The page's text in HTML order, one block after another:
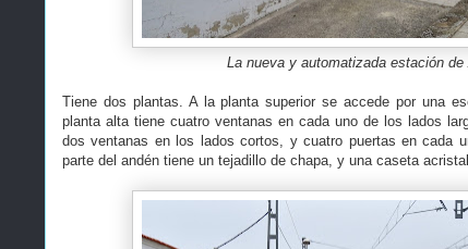
La nueva y automatizada estación de
Tiene dos plantas. A la planta superior se accede por una
planta alta tiene cuatro ventanas en cada uno de los lados
dos ventanas en los lados cortos, y cuatro puertas en cada
parte del andén tiene un tejadillo de chapa, y una caseta